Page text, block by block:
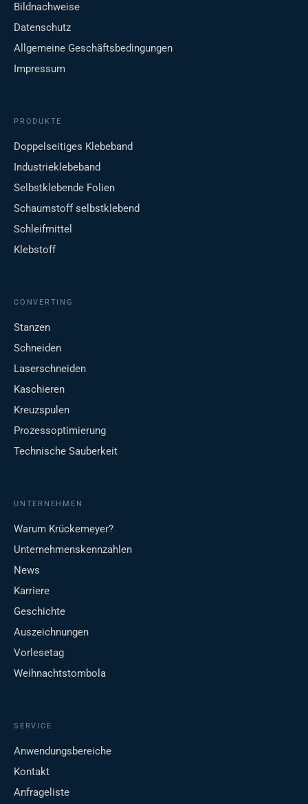
Bildnachweise
Datenschutz
Allgemeine Geschäftsbedingungen
Impressum
PRODUKTE
Doppelseitiges Klebeband
Industrieklebeband
Selbstklebende Folien
Schaumstoff selbstklebend
Schleifmittel
Klebstoff
CONVERTING
Stanzen
Schneiden
Laserschneiden
Kaschieren
Kreuzspulen
Prozessoptimierung
Technische Sauberkeit
UNTERNEHMEN
Warum Krückemeyer?
Unternehmenskennzahlen
News
Karriere
Geschichte
Auszeichnungen
Vorlesetag
Weihnachtstombola
SERVICE
Anwendungsbereiche
Kontakt
Anfrageliste